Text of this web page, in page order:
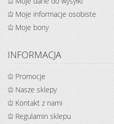
Moje informacje osobiste
Moje bony
INFORMACJA
Promocje
Nasze sklepy
Kontakt z nami
Regulamin sklepu